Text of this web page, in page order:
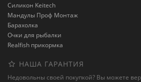
Силикон Keitech
Мандулы Проф Монтаж
Барахолка
Очки для рыбалки
Realfish прикормка
НАША ГАРАНТИЯ
Недовольны своей покупкой? Вы можете